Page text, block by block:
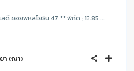
ลดี ซอยพหลโยธิน 47 ** พิกัด : 13.85 ...
า (ญา)